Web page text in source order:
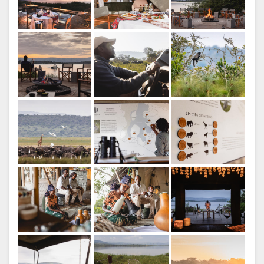
FRANZÖSISCH
ITALIENISCH
PORTUGIESE
RUSSISCH
CHINESE
(SIMPLIFIED)
ENGLISCH
Guthaben: Wilderness
Guthaben: Wilderness
Guthaben: Wilderness